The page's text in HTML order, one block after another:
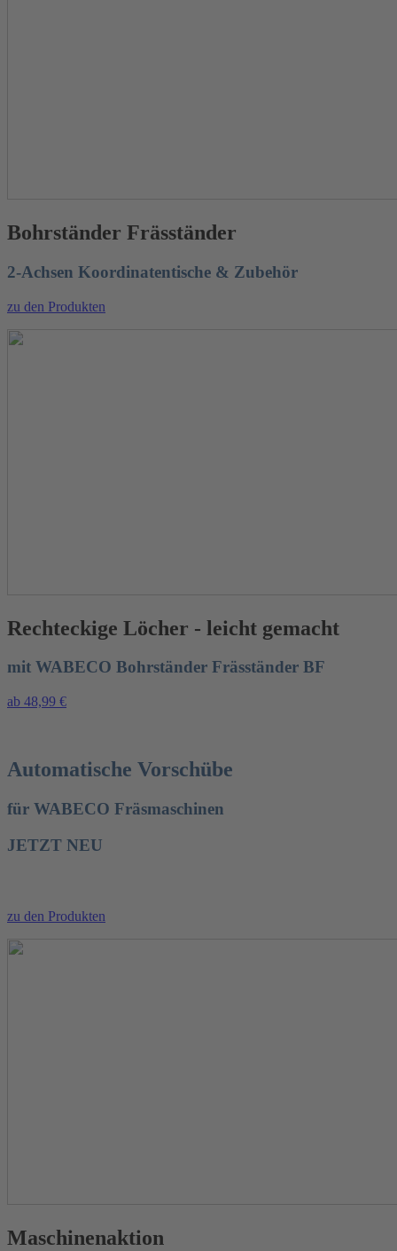
Bohrständer Fräsständer
2-Achsen Koordinatentische & Zubehör
zu den Produkten
Rechteckige Löcher - leicht gemacht
mit WABECO Bohrständer Fräsständer BF
ab 48,99 €
Automatische Vorschübe
für WABECO Fräsmaschinen
JETZT NEU
zu den Produkten
Maschinenaktion